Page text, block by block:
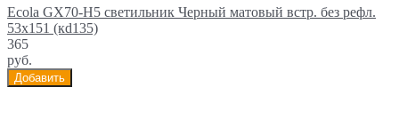
Ecola GX70-H5 светильник Черный матовый встр. без рефл.
53x151 (кd135)
365
руб.
Добавить